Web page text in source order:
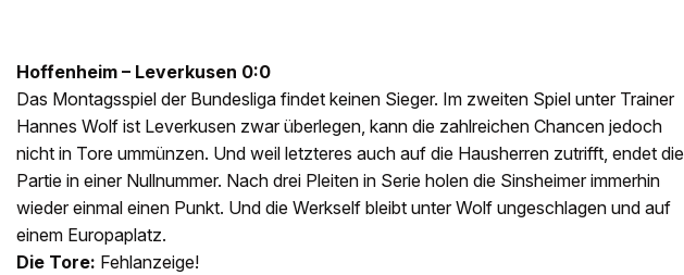
Hoffenheim – Leverkusen 0:0
Das Montagsspiel der Bundesliga findet keinen Sieger. Im zweiten Spiel unter Trainer
Hannes Wolf ist Leverkusen zwar überlegen, kann die zahlreichen Chancen jedoch
nicht in Tore ummünzen. Und weil letzteres auch auf die Hausherren zutrifft, endet die
Partie in einer Nullnummer. Nach drei Pleiten in Serie holen die Sinsheimer immerhin
wieder einmal einen Punkt. Und die Werkself bleibt unter Wolf ungeschlagen und auf
einem Europaplatz.
Die Tore: Fehlanzeige!